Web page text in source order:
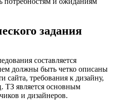
задания
составляется
должны быть четко описаны
требования к дизайну,
ТЗ является основным
и дизайнеров.